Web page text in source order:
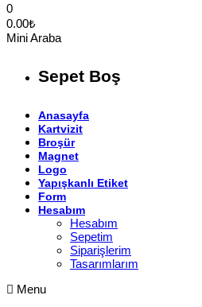
0
0.00₺
Mini Araba
Sepet Boş
Anasayfa
Kartvizit
Broşür
Magnet
Logo
Yapışkanlı Etiket
Form
Hesabım
Hesabım
Sepetim
Siparişlerim
Tasarımlarım
Menu